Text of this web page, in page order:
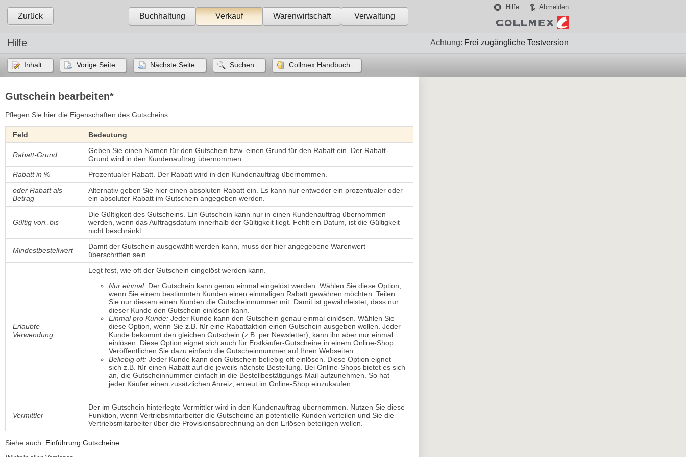
Zurück Buchhaltung Verkauf Warenwirtschaft Verwaltung
Hilfe Abmelden
Hilfe Achtung: Frei zugängliche Testversion
Inhalt... Vorige Seite... Nächste Seite... Suchen... Collmex Handbuch...
Gutschein bearbeiten*
Pflegen Sie hier die Eigenschaften des Gutscheins.
Feld Bedeutung
Rabatt-Grund
Geben Sie einen Namen für den Gutschein bzw. einen Grund für den Rabatt ein. Der Rabatt-
Grund wird in den Kundenauftrag übernommen.
Rabatt in %
Prozentualer Rabatt. Der Rabatt wird in den Kundenauftrag übernommen.
oder Rabatt als
Betrag
Alternativ geben Sie hier einen absoluten Rabatt ein. Es kann nur entweder ein prozentualer oder
ein absoluter Rabatt im Gutschein angegeben werden.
Gültig von..bis
Die Gültigkeit des Gutscheins. Ein Gutschein kann nur in einen Kundenauftrag übernommen
werden, wenn das Auftragsdatum innerhalb der Gültigkeit liegt. Fehlt ein Datum, ist die Gültigkeit
nicht beschränkt.
Mindestbestellwert
Damit der Gutschein ausgewählt werden kann, muss der hier angegebene Warenwert
überschritten sein.
Erlaubte
Verwendung
Legt fest, wie oft der Gutschein eingelöst werden kann.
Nur einmal: Der Gutschein kann genau einmal eingelöst werden. Wählen Sie diese Option,
wenn Sie einem bestimmten Kunden einen einmaligen Rabatt gewähren möchten. Teilen
Sie nur diesem einen Kunden die Gutscheinnummer mit. Damit ist gewährleistet, dass nur
dieser Kunde den Gutschein einlösen kann.
Einmal pro Kunde: Jeder Kunde kann den Gutschein genau einmal einlösen. Wählen Sie
diese Option, wenn Sie z.B. für eine Rabattaktion einen Gutschein ausgeben wollen. Jeder
Kunde bekommt den gleichen Gutschein (z.B. per Newsletter), kann ihn aber nur einmal
einlösen. Diese Option eignet sich auch für Erstkäufer-Gutscheine in einem Online-Shop.
Veröffentlichen Sie dazu einfach die Gutscheinnummer auf Ihren Webseiten.
Beliebig oft: Jeder Kunde kann den Gutschein beliebig oft einlösen. Diese Option eignet
sich z.B. für einen Rabatt auf die jeweils nächste Bestellung. Bei Online-Shops bietet es sich
an, die Gutscheinnummer einfach in die Bestellbestätigungs-Mail aufzunehmen. So hat
jeder Käufer einen zusätzlichen Anreiz, erneut im Online-Shop einzukaufen.
Vermittler
Der im Gutschein hinterlegte Vermittler wird in den Kundenauftrag übernommen. Nutzen Sie diese
Funktion, wenn Vertriebsmitarbeiter die Gutscheine an potentielle Kunden verteilen und Sie die
Vertriebsmitarbeiter über die Provisionsabrechnung an den Erlösen beteiligen wollen.
Siehe auch: Einführung Gutscheine